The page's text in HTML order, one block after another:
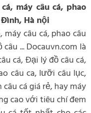
máy câu cá, phao
Hà nội
câu cá, phao câu
... Docauvn.com là
cá, Đại lý đồ câu cá,
câu ca, lưỡi câu lục,
cá giá rẻ, hay máy
cao với tiêu chí đem